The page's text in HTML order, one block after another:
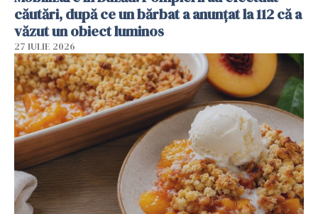
căutări, după ce un bărbat a anunțat la 112 că a
văzut un obiect luminos
27 IULIE 2026